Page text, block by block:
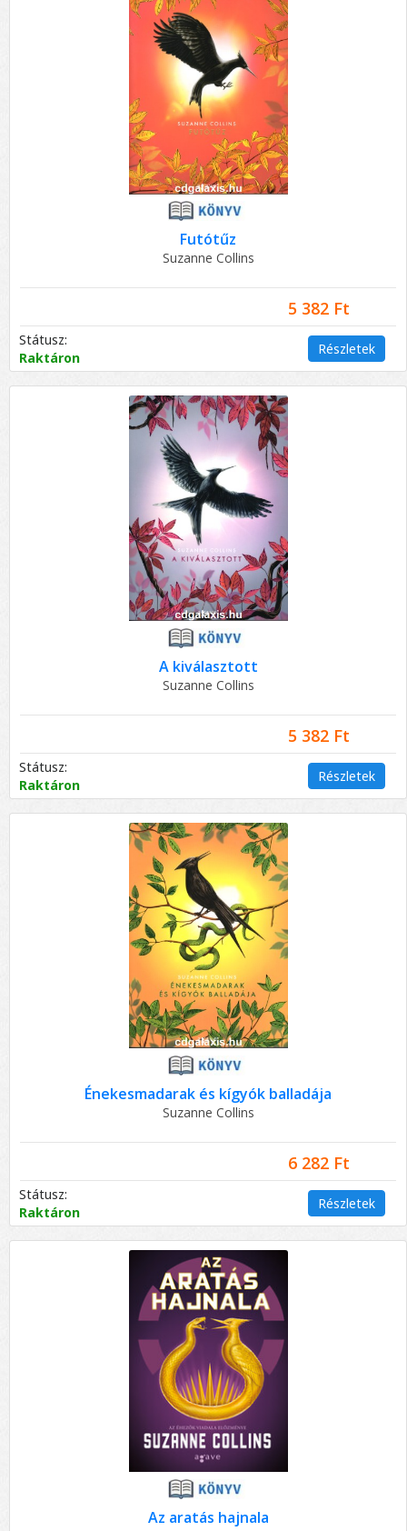
Futótűz
Suzanne Collins
5 382 Ft
Státusz:
Raktáron
Részletek
A kiválasztott
Suzanne Collins
5 382 Ft
Státusz:
Raktáron
Részletek
Énekesmadarak és kígyók balladája
Suzanne Collins
6 282 Ft
Státusz:
Raktáron
Részletek
Az aratás hajnala